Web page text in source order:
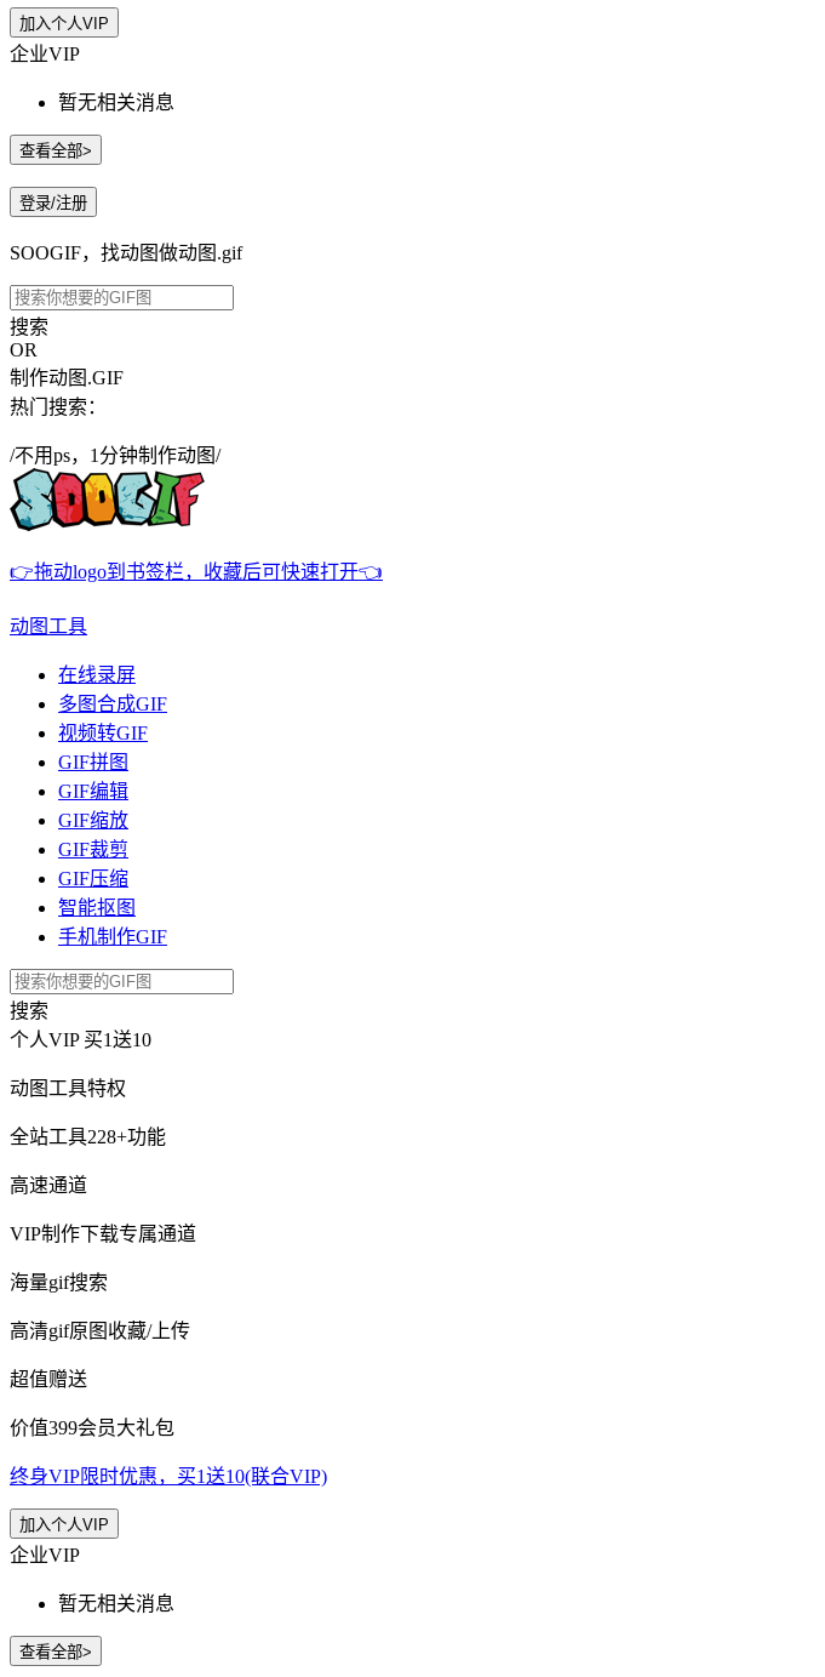
加入个人VIP
企业VIP
暂无相关消息
查看全部>
登录/注册
SOOGIF，找动图做动图.gif
搜索
OR
制作动图.GIF
热门搜索：
/不用ps，1分钟制作动图/
👉拖动logo到书签栏，收藏后可快速打开👈
动图工具
在线录屏
多图合成GIF
视频转GIF
GIF拼图
GIF编辑
GIF缩放
GIF裁剪
GIF压缩
智能抠图
手机制作GIF
搜索
个人VIP 买1送10
动图工具特权
全站工具228+功能
高速通道
VIP制作下载专属通道
海量gif搜索
高清gif原图收藏/上传
超值赠送
价值399会员大礼包
终身VIP限时优惠，买1送10(联合VIP)
加入个人VIP
企业VIP
暂无相关消息
查看全部>